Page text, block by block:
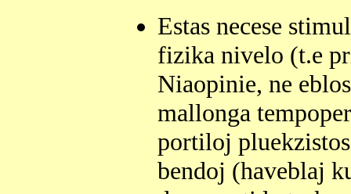
Estas necese
fizika nivelo (t.e
Niaopinie, ne
mallonga
portiloj
bendoj (haveblaj